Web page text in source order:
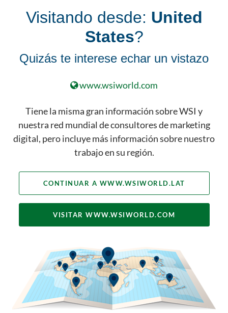
para que Clínica da Mama se posicione en
Clínica da Mama, Propietario
Nos encantaría que
seas nuestra
próxima historia de
éxito del cliente.
Visitando desde: United
States?
Quizás te interese echar un vistazo
www.wsiworld.com
Tiene la misma gran información sobre WSI y
nuestra red mundial de consultores de marketing
digital, pero incluye más información sobre nuestro
trabajo en su región.
CONTINUAR A WWW.WSIWORLD.LAT
VISITAR WWW.WSIWORLD.COM